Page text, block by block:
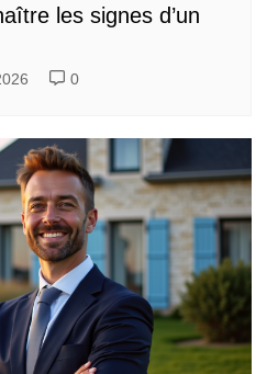
les signes d’un
0